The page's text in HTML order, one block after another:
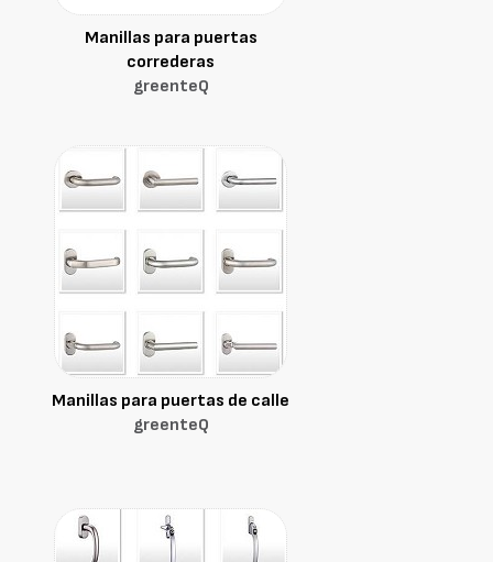
Manillas para puertas
correderas
greenteQ
Manillas para puertas de calle
greenteQ